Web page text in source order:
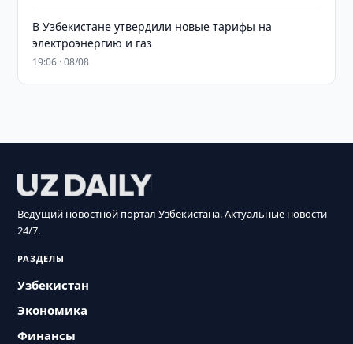
В Узбекистане утвердили новые тарифы на
электроэнергию и газ
19:06 · 08/08
Ведущий новостной портал Узбекистана. Актуальные новости
24/7.
РАЗДЕЛЫ
Узбекистан
Экономика
Финансы